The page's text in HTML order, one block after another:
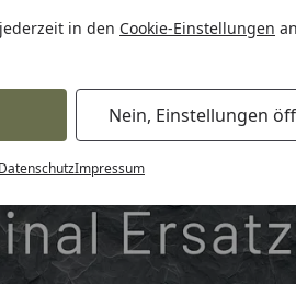
in den Cookie-Einstellungen
Nein, Einstellungen
DatenschutzImpressum
Pools inkl. gratis
Traumpool im Sorglos-Paket:
GC (85603)